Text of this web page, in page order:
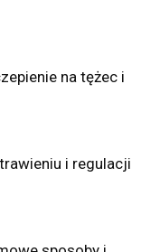
na tężec i
i regulacji